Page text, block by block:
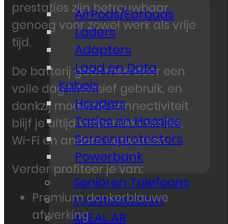
AirPods/Earbuds
Laders
Adapters
Laad en Data
Kabels
Houders
Tasjes en Hoesjes
Screenprotectors
Powerbank
Senioren Telefoons
Inruiltoestellen
XREAL AR
prestaties zijn betrouwbaar
genoeg voor zowel werk als vrije
tijd.
De batterij gaat mee door een
volle dag intensief gebruik, en
dankzij moderne connectiviteit
blijf je altijd verbonden via 5G,
Wi-Fi en andere netwerken.
Verder profiteer je van:
Premium donkerblauwe
afwerking